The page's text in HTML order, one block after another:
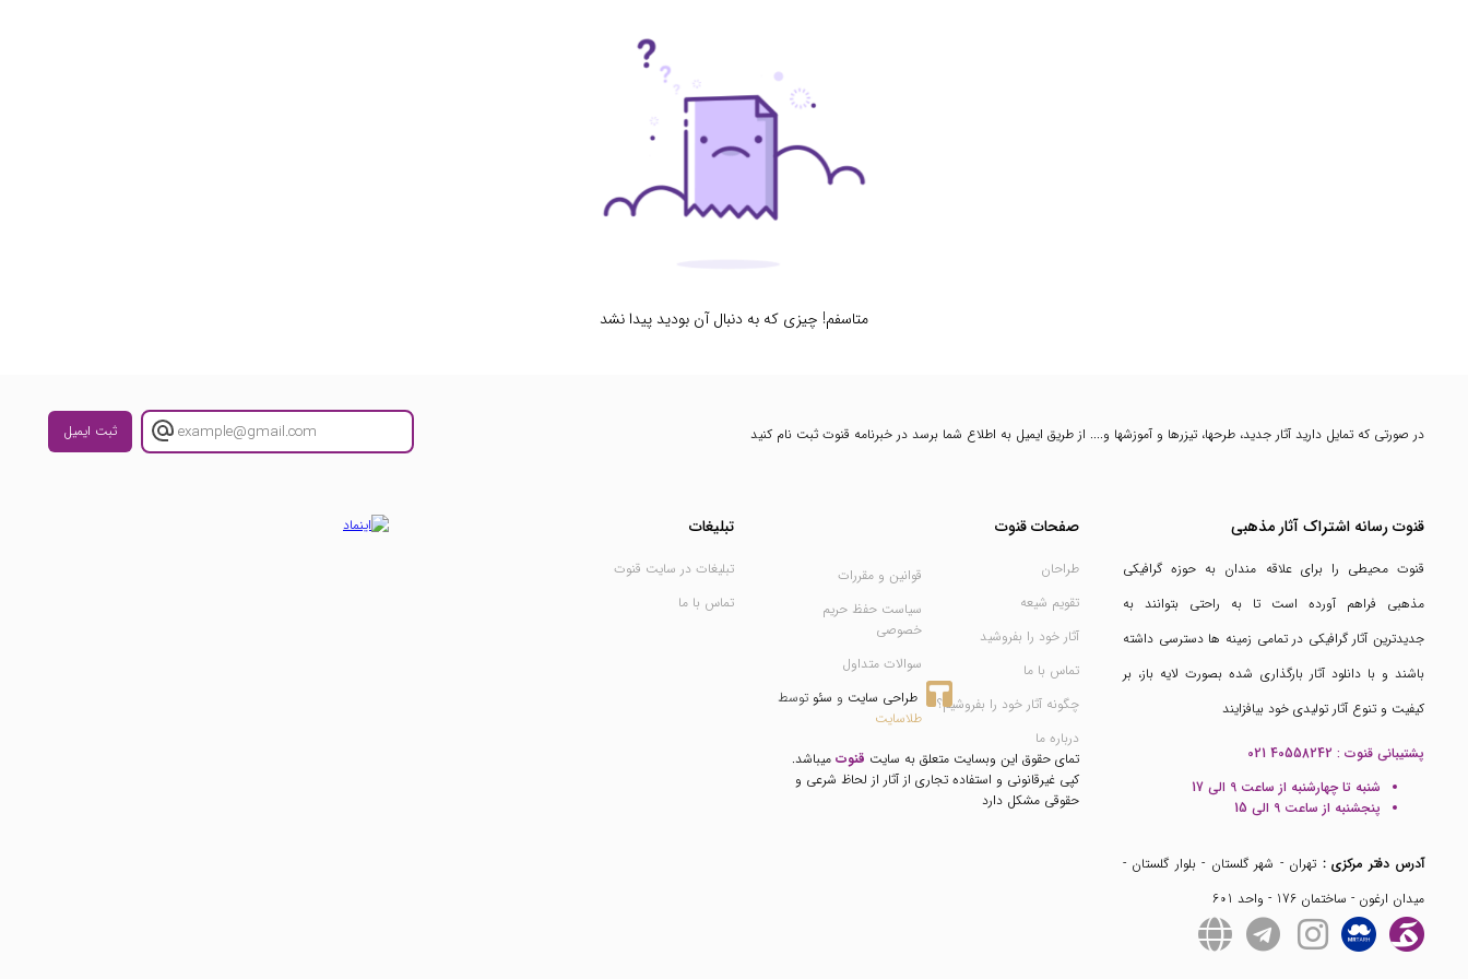
متاسفم! چیزی که به دنبال آن بودید پیدا نشد
در صورتی که تمایل دارید آثار جدید، طرحها، تیزرها و آموزشها و.... از طریق ایمیل به اطلاع شما برسد در خبرنامه قنوت ثبت نام کنید ثبت ایمیل
قنوت رسانه اشتراک آثار مذهبی
قنوت محیطی را برای علاقه مندان به حوزه گرافیکی
مذهبی فراهم آورده است تا به راحتی بتوانند به
جدیدترین آثار گرافیکی در تمامی زمینه ها دسترسی داشته
باشند و با دانلود آثار بارگذاری شده بصورت لایه باز، بر
کیفیت و تنوع آثار تولیدی خود بیافزایند
پشتیبانی قنوت : 021 40558242
شنبه تا چهارشنبه از ساعت 9 الی 17
پنجشنبه از ساعت 9 الی 15
آدرس دفتر مرکزی : تهران - شهر گلستان - بلوار گلستان -
میدان ارغون - ساختمان 176 - واحد 601
صفحات قنوت
طراحان
تقویم شیعه
آثار خود را بفروشید
تماس با ما
چگونه آثار خود را بفروشیم؟
درباره ما
قوانین و مقررات
سیاست حفظ حریم
خصوصی
سوالات متداول
طراحی سایت و سئو توسط
طلاسایت
تمای حقوق این وبسایت متعلق به سایت قنوت میباشد.
کپی غیرقانونی و استفاده تجاری از آثار از لحاظ شرعی و
حقوقی مشکل دارد
تبلیغات
تبلیغات در سایت قنوت
تماس با ما